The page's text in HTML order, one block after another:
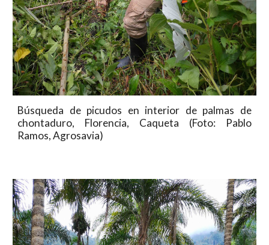
Búsqueda de picudos en interior de palmas de
chontaduro, Florencia, Caqueta (Foto: Pablo
Ramos, Agrosavia)